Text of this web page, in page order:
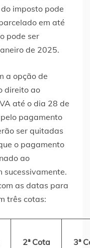
imposto pode
em até
pode ser
de 2025.
a opção de
direito ao
até o dia 28 de
pagamento
ser quitadas
o pagamento
ao
sucessivamente.
as datas para
três cotas:
2ª Cota 3ª